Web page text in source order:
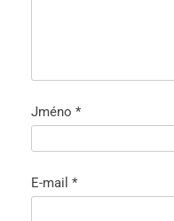
Jméno *
E-mail *